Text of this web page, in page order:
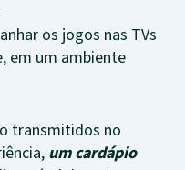
os jogos nas TVs
em um ambiente
transmitidos no
um cardápio